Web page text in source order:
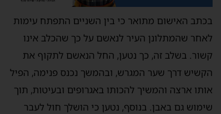
בכתב האישום מתואר כי בין השניים התפתח עימות
לאחר שהמתלונן העיר לנאשם על כך שהכלב אינו
קשור. בשלב זה, כך נטען, החל הנאשם לתקוף את
הקשיש דרך שער המגרש, ובהמשך נכנס פנימה, הפיל
אותו ארצה והמשיך להכותו באגרופים ובעיטות, תוך
שימוש גם באבן. בנוסף, נטען כי הושלך חול לעבר